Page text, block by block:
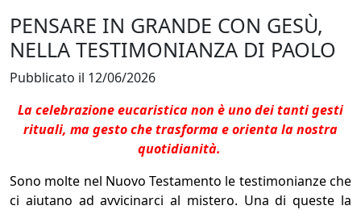
PENSARE IN GRANDE CON GESÙ,
NELLA TESTIMONIANZA DI PAOLO
Pubblicato il 12/06/2026
La celebrazione eucaristica non è uno dei tanti gesti
rituali, ma gesto che trasforma e orienta la nostra
quotidianità.
Sono molte nel Nuovo Testamento le testimonianze che
ci aiutano ad avvicinarci al mistero. Una di queste la